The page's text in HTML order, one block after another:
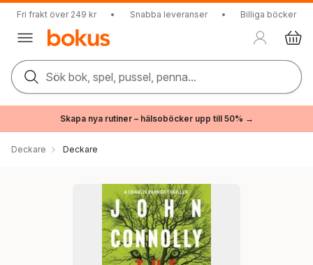
Fri frakt över 249 kr • Snabba leveranser • Billiga böcker
Sök bok, spel, pussel, penna...
Skapa nya rutiner – hälsoböcker upp till 50% →
Deckare Deckare